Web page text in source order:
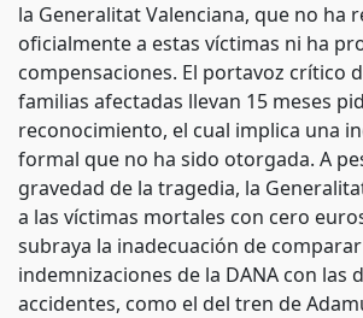
la Generalitat Valenciana, que no ha
oficialmente a estas víctimas ni ha
compensaciones. El portavoz crítico
familias afectadas llevan 15 meses
reconocimiento, el cual implica una
formal que no ha sido otorgada. A
gravedad de la tragedia, la
a las víctimas mortales con cero
subraya la inadecuación de
indemnizaciones de la DANA con las
accidentes, como el del tren de